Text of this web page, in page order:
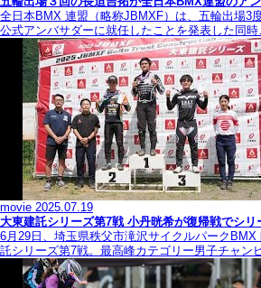
全日本BMX 連盟（略称JBMXF）は、五輪出場3
公式アンバサダーに就任したことを発表した同
movie 2025.07.19
大東建託シリーズ第7戦 ⼩丹晄希が復帰戦でシリ
6月29日、埼玉県秩父市滝沢サイクルパーク
託シリーズ第7戦。最高峰カテゴリー男子チャン